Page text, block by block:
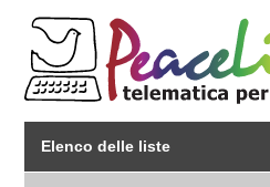
Elenco delle liste